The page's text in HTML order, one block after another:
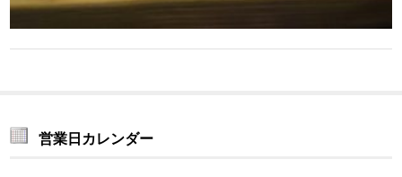
営業日カレンダー